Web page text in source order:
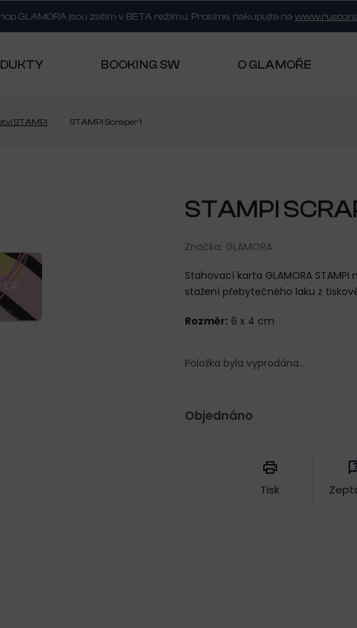
GLAMORA jsou zatím v BETA režimu. Prosíme, nakupujte na
BOOKING SW O GLAMOŘE
STAMPI STAMPI Scraper 1
STAMPI
Značka: GLAMORA
Objednáno
Položka byla vyprodána…
Stahovací karta GLAMORA
stažení přebytečného laku z
Rozměr: 6 x 4 cm
Tisk